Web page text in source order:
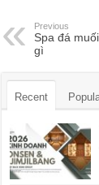
Previous
Spa đá
gì
Recent